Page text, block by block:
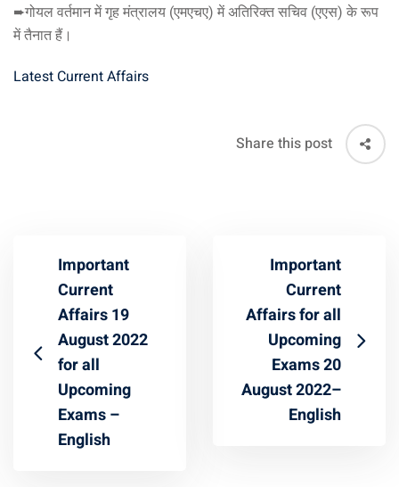
➨गोयल वर्तमान में गृह मंत्रालय (एमएचए) में अतिरिक्त सचिव (एएस) के रूप
में तैनात हैं।
Latest Current Affairs
Share this post
Important
Current
Affairs 19
August 2022
for all
Upcoming
Exams –
English
Important
Current
Affairs for all
Upcoming
Exams 20
August 2022–
English